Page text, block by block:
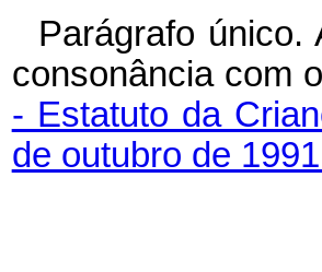
Parágrafo
consonância com
- Estatuto da
de outubro de